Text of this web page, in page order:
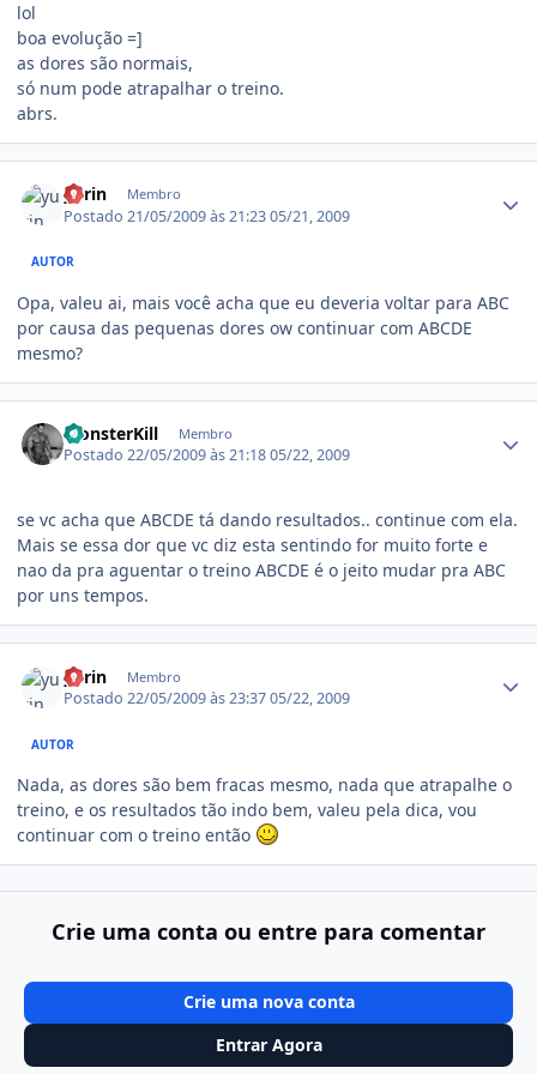
lol
boa evolução =]
as dores são normais,
só num pode atrapalhar o treino.
abrs.
yurin Membro
Postado21/05/2009 às 21:2305/21, 2009
AUTOR
Opa, valeu ai, mais você acha que eu deveria voltar para ABC
por causa das pequenas dores ow continuar com ABCDE
mesmo?
MonsterKill Membro
Postado22/05/2009 às 21:1805/22, 2009
se vc acha que ABCDE tá dando resultados.. continue com ela.
Mais se essa dor que vc diz esta sentindo for muito forte e
nao da pra aguentar o treino ABCDE é o jeito mudar pra ABC
por uns tempos.
yurin Membro
Postado22/05/2009 às 23:3705/22, 2009
AUTOR
Nada, as dores são bem fracas mesmo, nada que atrapalhe o
treino, e os resultados tão indo bem, valeu pela dica, vou
continuar com o treino então
Crie uma conta ou entre para comentar
Crie uma nova conta
Entrar Agora